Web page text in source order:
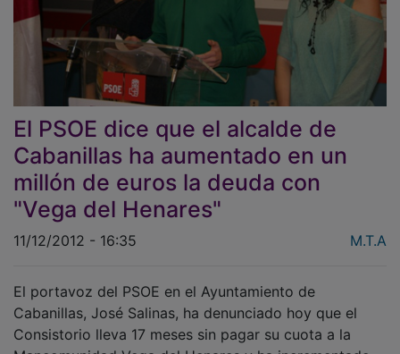
El PSOE dice que el alcalde de
Cabanillas ha aumentado en un
millón de euros la deuda con
"Vega del Henares"
11/12/2012 - 16:35
Cabanillas, José Salinas, ha denunciado hoy que el
Consistorio lleva 17 meses sin pagar su cuota a la
Mancomunidad Vega del Henares y ha incrementado